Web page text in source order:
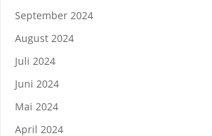
September 2024
August 2024
Juli 2024
Juni 2024
Mai 2024
April 2024